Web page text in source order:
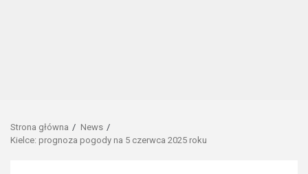
Strona główna
News
Kielce: prognoza pogody na 5 czerwca 2025 roku